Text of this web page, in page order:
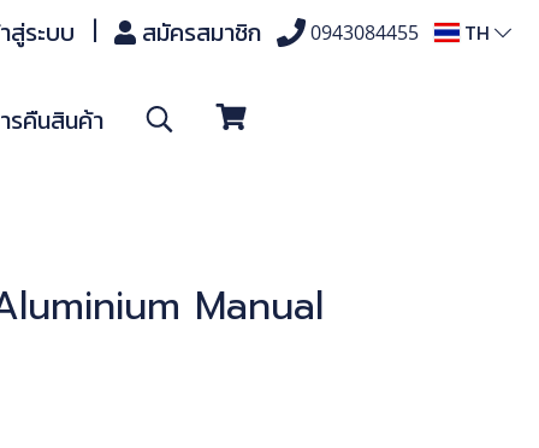
สู่ระบบ สมัครสมาชิก 0943084455 TH
รคืนสินค้า
Manual